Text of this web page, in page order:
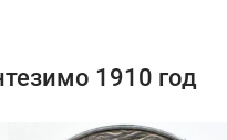
1910 год